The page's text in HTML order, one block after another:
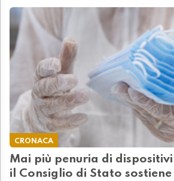
CRONACA
Mai più penuria di
il Consiglio di Stato